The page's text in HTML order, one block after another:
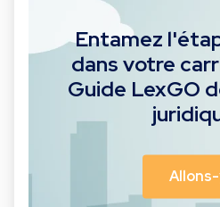
Entamez
dans votre
Guide LexGO